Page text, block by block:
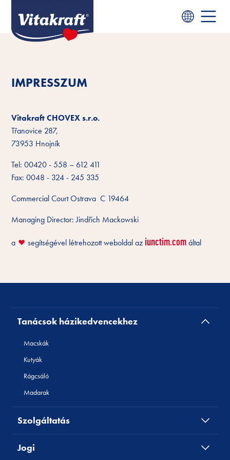
IMPRESSZUM
Vitakraft CHOVEX s.r.o.
Třanovice 287,
73953 Hnojník
Tel: 00420 - 558 – 612 411
Fax: 0048 - 324 - 245 335
Commercial Court Ostrava C 19464
Managing Director: Jindřich Mackowski
a ❤️ segítségével létrehozott weboldal az iunctim.comáltal
Tanácsok házikedvencekhez
Macskák
Kutyák
Rágcsáló
Madarak
Szolgáltatás
Jogi